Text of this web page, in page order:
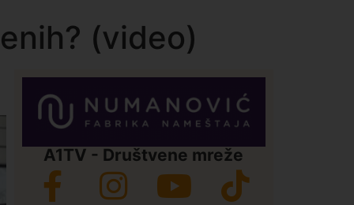
(video)
A1TV - Društvene mreže